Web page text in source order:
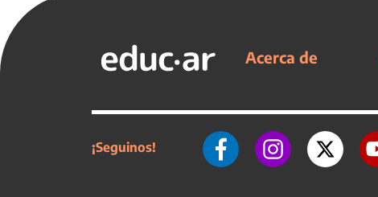
Acerca de
¡Seguinos!